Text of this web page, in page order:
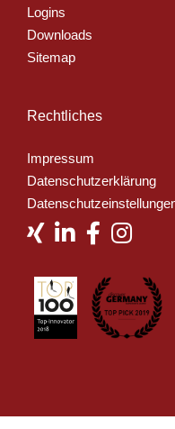
Logins
Downloads
Sitemap
Rechtliches
Impressum
Datenschutzerklärung